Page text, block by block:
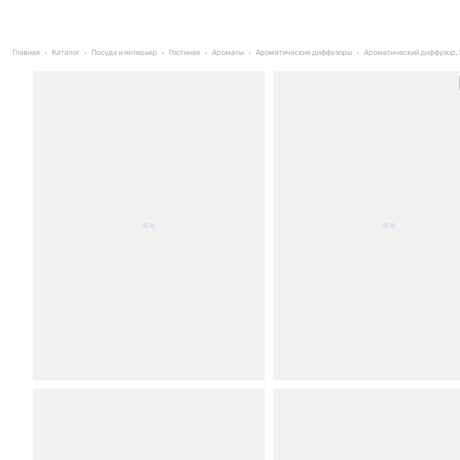
Главная Каталог Посуда и интерьер Гостиная Ароматы Ароматические диффузоры Ароматический диффузор,